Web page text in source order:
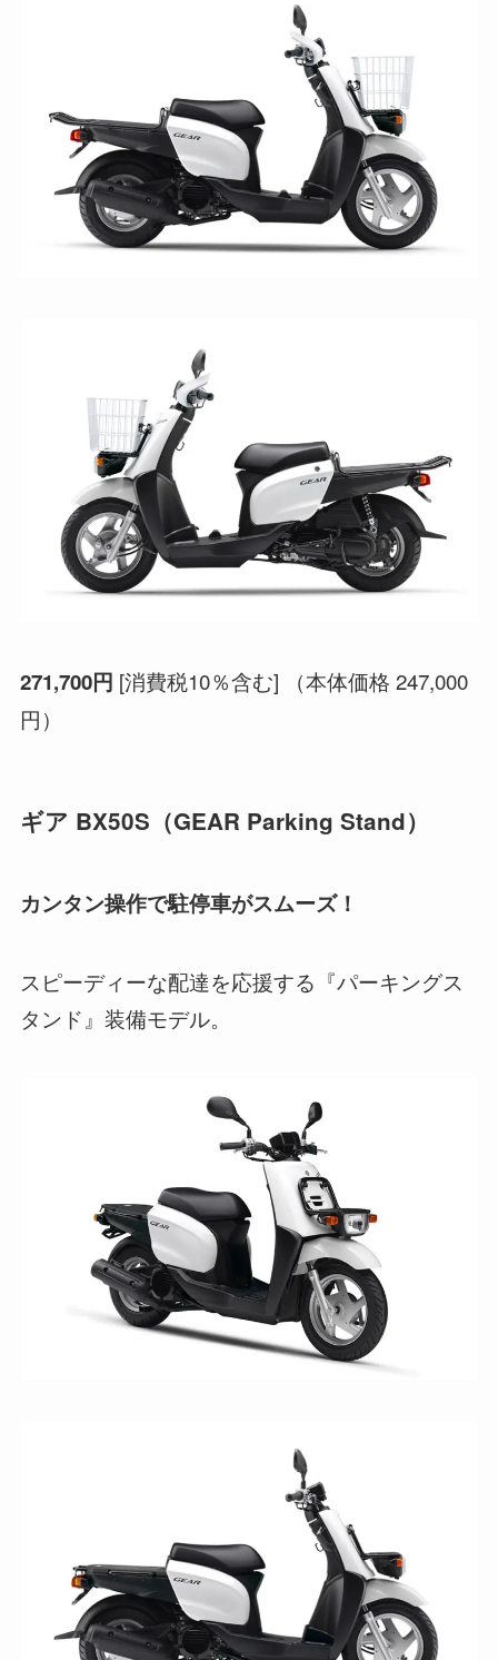
271,700円 [消費税10％含む] （本体価格 247,000
円）
ギア BX50S （GEAR Parking Stand）
カンタン操作で駐停車がスムーズ！
スピーディーな配達を応援する『パーキングス
タンド』装備モデル。